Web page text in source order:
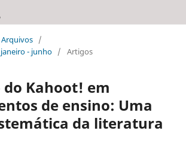
Arquivos /
janeiro - junho / Artigos
Kahoot! em
de ensino: Uma
da literatura